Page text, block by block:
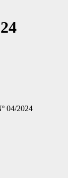
04/2024